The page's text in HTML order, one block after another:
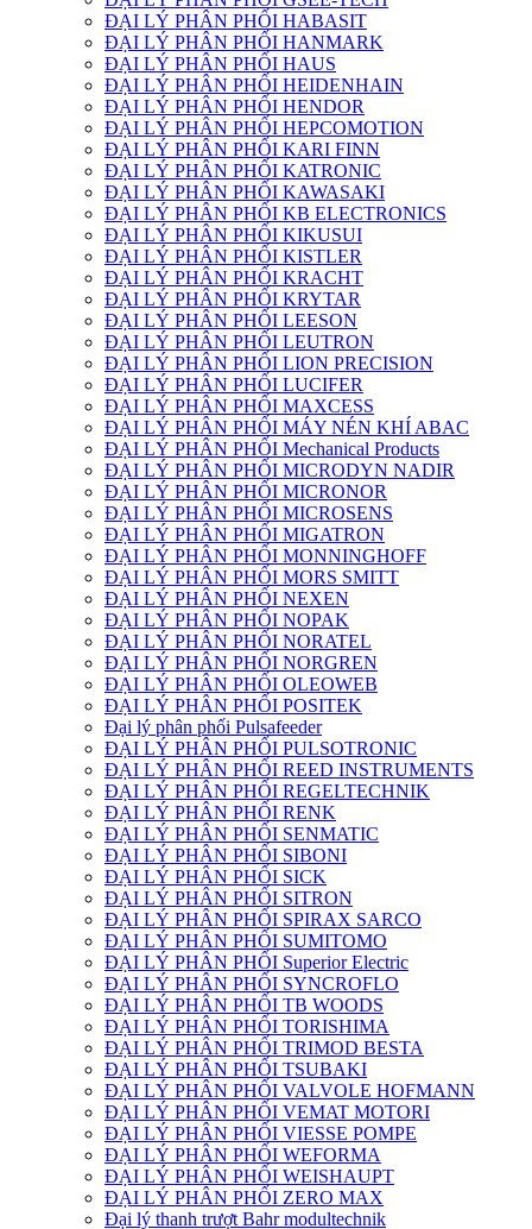
ĐẠI LÝ PHÂN PHỐI HABASIT
ĐẠI LÝ PHÂN PHỐI HANMARK
ĐẠI LÝ PHÂN PHỐI HAUS
ĐẠI LÝ PHÂN PHỐI HEIDENHAIN
ĐẠI LÝ PHÂN PHỐI HENDOR
ĐẠI LÝ PHÂN PHỐI HEPCOMOTION
ĐẠI LÝ PHÂN PHỐI KARI FINN
ĐẠI LÝ PHÂN PHỐI KATRONIC
ĐẠI LÝ PHÂN PHỐI KAWASAKI
ĐẠI LÝ PHÂN PHỐI KB ELECTRONICS
ĐẠI LÝ PHÂN PHỐI KIKUSUI
ĐẠI LÝ PHÂN PHỐI KISTLER
ĐẠI LÝ PHÂN PHỐI KRACHT
ĐẠI LÝ PHÂN PHỐI KRYTAR
ĐẠI LÝ PHÂN PHỐI LEESON
ĐẠI LÝ PHÂN PHỐI LEUTRON
ĐẠI LÝ PHÂN PHỐI LION PRECISION
ĐẠI LÝ PHÂN PHỐI LUCIFER
ĐẠI LÝ PHÂN PHỐI MAXCESS
ĐẠI LÝ PHÂN PHỐI MÁY NÉN KHÍ ABAC
ĐẠI LÝ PHÂN PHỐI Mechanical Products
ĐẠI LÝ PHÂN PHỐI MICRODYN NADIR
ĐẠI LÝ PHÂN PHỐI MICRONOR
ĐẠI LÝ PHÂN PHỐI MICROSENS
ĐẠI LÝ PHÂN PHỐI MIGATRON
ĐẠI LÝ PHÂN PHỐI MONNINGHOFF
ĐẠI LÝ PHÂN PHỐI MORS SMITT
ĐẠI LÝ PHÂN PHỐI NEXEN
ĐẠI LÝ PHÂN PHỐI NOPAK
ĐẠI LÝ PHÂN PHỐI NORATEL
ĐẠI LÝ PHÂN PHỐI NORGREN
ĐẠI LÝ PHÂN PHỐI OLEOWEB
ĐẠI LÝ PHÂN PHỐI POSITEK
Đại lý phân phối Pulsafeeder
ĐẠI LÝ PHÂN PHỐI PULSOTRONIC
ĐẠI LÝ PHÂN PHỐI REED INSTRUMENTS
ĐẠI LÝ PHÂN PHỐI REGELTECHNIK
ĐẠI LÝ PHÂN PHỐI RENK
ĐẠI LÝ PHÂN PHỐI SENMATIC
ĐẠI LÝ PHÂN PHỐI SIBONI
ĐẠI LÝ PHÂN PHỐI SICK
ĐẠI LÝ PHÂN PHỐI SITRON
ĐẠI LÝ PHÂN PHỐI SPIRAX SARCO
ĐẠI LÝ PHÂN PHỐI SUMITOMO
ĐẠI LÝ PHÂN PHỐI Superior Electric
ĐẠI LÝ PHÂN PHỐI SYNCROFLO
ĐẠI LÝ PHÂN PHỐI TB WOODS
ĐẠI LÝ PHÂN PHỐI TORISHIMA
ĐẠI LÝ PHÂN PHỐI TRIMOD BESTA
ĐẠI LÝ PHÂN PHỐI TSUBAKI
ĐẠI LÝ PHÂN PHỐI VALVOLE HOFMANN
ĐẠI LÝ PHÂN PHỐI VEMAT MOTORI
ĐẠI LÝ PHÂN PHỐI VIESSE POMPE
ĐẠI LÝ PHÂN PHỐI WEFORMA
ĐẠI LÝ PHÂN PHỐI WEISHAUPT
ĐẠI LÝ PHÂN PHỐI ZERO MAX
Đại lý thanh trượt Bahr modultechnik